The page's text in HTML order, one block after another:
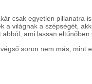
csak egyetlen pillanatra
a világnak a szépségét,
ami lassan eltűnőben
soron nem más, mint